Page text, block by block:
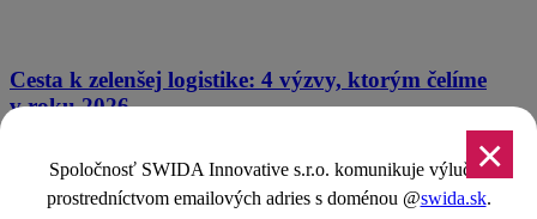
×
Spoločnosť SWIDA Innovative s.r.o. komunikuje výlučne
prostredníctvom emailových adries s doménou @swida.sk.
Cesta k zelenšej logistike: 4 výzvy, ktorým čelíme
v roku 2026
Innovative sme si pri tejto príležitosti urobili interný „Eko týždeň“.
Mali sme…